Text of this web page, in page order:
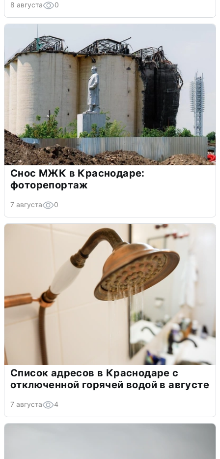
8 августа 0
Снос МЖК в Краснодаре:
фоторепортаж
7 августа 0
Список адресов в Краснодаре с
отключенной горячей водой в августе
7 августа 4